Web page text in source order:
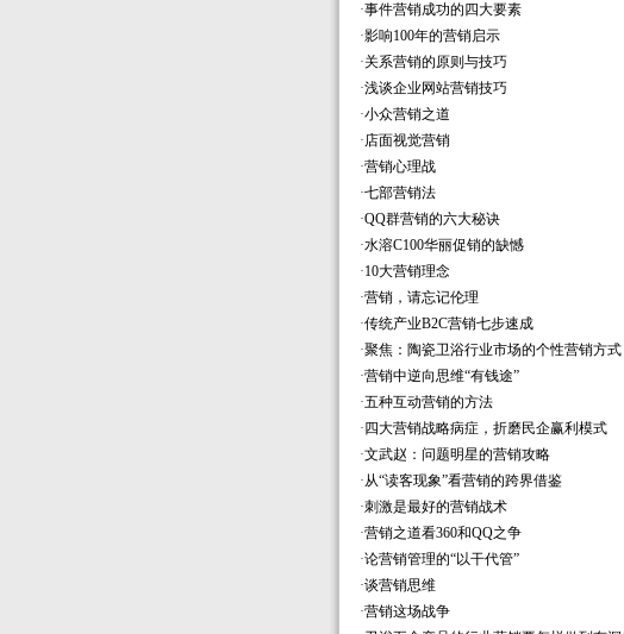
·事件营销成功的四大要素
·影响100年的营销启示
·关系营销的原则与技巧
·浅谈企业网站营销技巧
·小众营销之道
·店面视觉营销
·营销心理战
·七部营销法
·QQ群营销的六大秘诀
·水溶C100华丽促销的缺憾
·10大营销理念
·营销，请忘记伦理
·传统产业B2C营销七步速成
·聚焦：陶瓷卫浴行业市场的个性营销方式
·营销中逆向思维“有钱途”
·五种互动营销的方法
· 四大营销战略病症，折磨民企赢利模式
·文武赵：问题明星的营销攻略
·从“读客现象”看营销的跨界借鉴
·刺激是最好的营销战术
·营销之道看360和QQ之争
·论营销管理的“以干代管”
·谈营销思维
·营销这场战争